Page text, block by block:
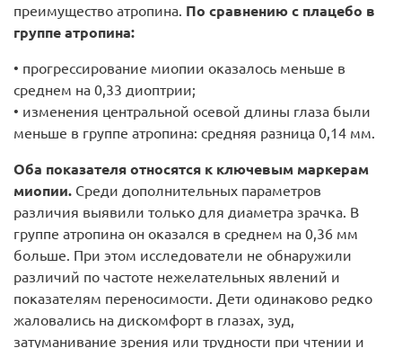
преимущество атропина. По сравнению с плацебо в
группе атропина:
• прогрессирование миопии оказалось меньше в
среднем на 0,33 диоптрии;
• изменения центральной осевой длины глаза были
меньше в группе атропина: средняя разница 0,14 мм.
Оба показателя относятся к ключевым маркерам
миопии. Среди дополнительных параметров
различия выявили только для диаметра зрачка. В
группе атропина он оказался в среднем на 0,36 мм
больше. При этом исследователи не обнаружили
различий по частоте нежелательных явлений и
показателям переносимости. Дети одинаково редко
жаловались на дискомфорт в глазах, зуд,
затуманивание зрения или трудности при чтении и